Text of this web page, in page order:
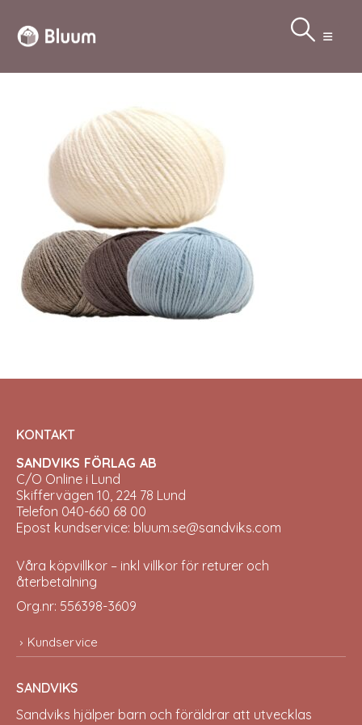
KONTAKT
SANDVIKS FÖRLAG AB
C/O Online i Lund
Skiffervägen 10, 224 78 Lund
Telefon 040-660 68 00
Epost kundservice: bluum.se@sandviks.com
Våra köpvillkor – inkl villkor för returer och
återbetalning
Org.nr: 556398-3609
Kundservice
SANDVIKS
Sandviks hjälper barn och föräldrar att utvecklas